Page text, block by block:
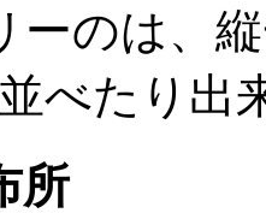
ーのは、
べたり出
所